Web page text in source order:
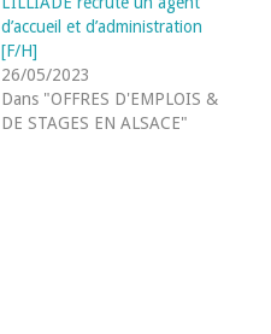
d’accueil et d’administration
[F/H]
26/05/2023
Dans "OFFRES D'EMPLOIS &
DE STAGES EN ALSACE"